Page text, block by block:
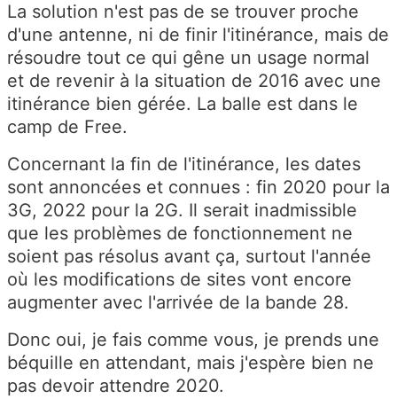
La solution n'est pas de se trouver proche
d'une antenne, ni de finir l'itinérance, mais de
résoudre tout ce qui gêne un usage normal
et de revenir à la situation de 2016 avec une
itinérance bien gérée. La balle est dans le
camp de Free.
Concernant la fin de l'itinérance, les dates
sont annoncées et connues : fin 2020 pour la
3G, 2022 pour la 2G. Il serait inadmissible
que les problèmes de fonctionnement ne
soient pas résolus avant ça, surtout l'année
où les modifications de sites vont encore
augmenter avec l'arrivée de la bande 28.
Donc oui, je fais comme vous, je prends une
béquille en attendant, mais j'espère bien ne
pas devoir attendre 2020.